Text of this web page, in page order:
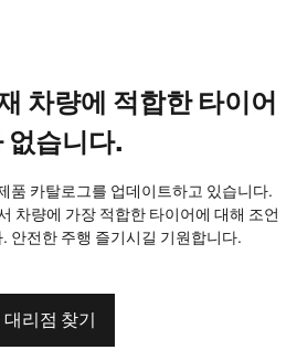
차량에 적합한 타이어
없습니다.
품 카탈로그를 업데이트하고 있습니다.
차량에 가장 적합한 타이어에 대해 조언
안전한 주행 즐기시길 기원합니다.
대리점 찾기